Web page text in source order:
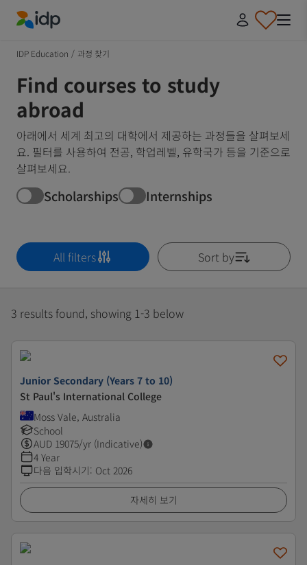
IDP Education / 과정 찾기
Find courses to study
abroad
아래에서 세계 최고의 대학에서 제공하는 과정들을 살펴보세
요. 필터를 사용하여 전공, 학업레벨, 유학국가 등을 기준으로
살펴보세요.
Scholarships Internships
All filters Sort by
3 results found, showing 1-3 below
Junior Secondary (Years 7 to 10)
St Paul's International College
Moss Vale, Australia
School
AUD 19075/yr (Indicative)
4 Year
다음 입학시기: Oct 2026
자세히 보기